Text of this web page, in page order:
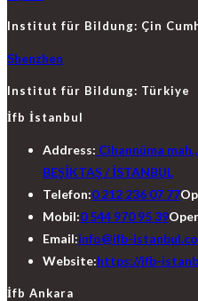
Institut für Bildung: Çin
Shenzhen
Institut für Bildung: Türkiye
İfb İstanbul
Address: Cihannüma
BEŞİKTAŞ / İSTANBUL
Telefon:0 212 236 07 77
Mobil:0 544 970 95 39
Email:info@ifb-
Website:https://ifb-
İfb Ankara